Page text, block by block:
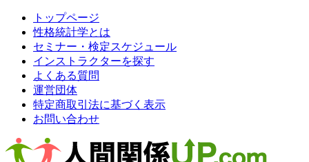
トップページ
性格統計学とは
セミナー・検定スケジュール
インストラクターを探す
よくある質問
運営団体
特定商取引法に基づく表示
お問い合わせ